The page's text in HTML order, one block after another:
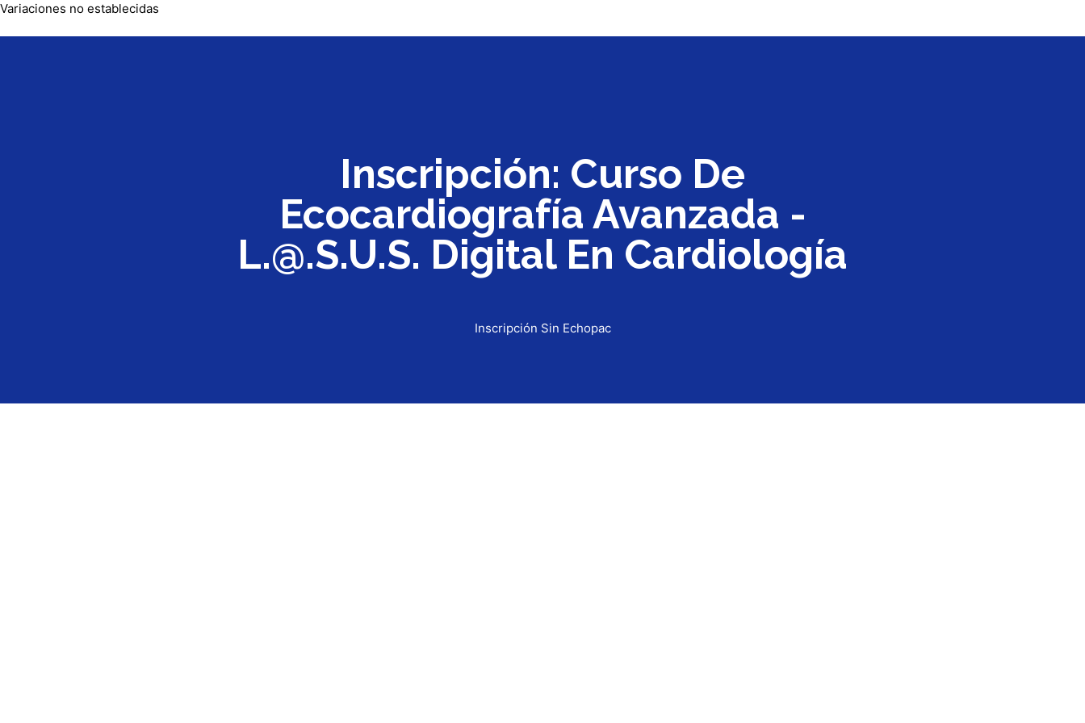
Variaciones no establecidas
Inscripción: Curso De
Ecocardiografía Avanzada -
L.@.S.U.S. Digital En Cardiología
Inscripción Sin Echopac